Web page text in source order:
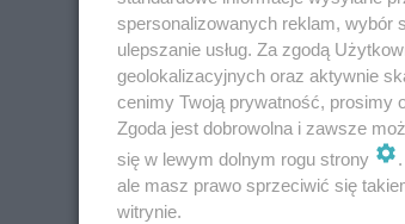
spersonalizowanych reklam, wybór
ulepszanie usług. Za zgodą
geolokalizacyjnych oraz aktywnie
cenimy Twoją prywatność, prosimy
Zgoda jest dobrowolna i zawsze
się w lewym dolnym rogu strony
ale masz prawo sprzeciwić się
witrynie.